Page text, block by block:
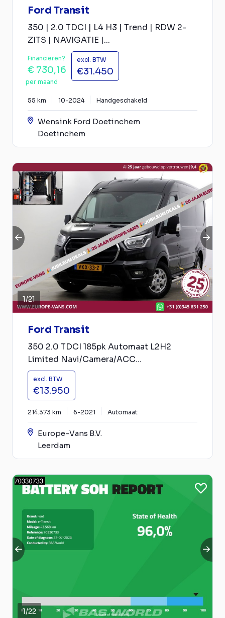
Ford Transit
350 | 2.0 TDCI | L4 H3 | Trend | RDW 2-
ZITS | NAVIGATIE |...
Financieren?
€ 730,16
per maand
excl. BTW
€31.450
55 km 10-2024 Handgeschakeld
Wensink Ford Doetinchem
Doetinchem
1/21
Ford Transit
350 2.0 TDCI 185pk Automaat L2H2
Limited Navi/Camera/ACC...
excl. BTW
€13.950
214.373 km 6-2021 Automaat
Europe-Vans B.V.
Leerdam
1/22